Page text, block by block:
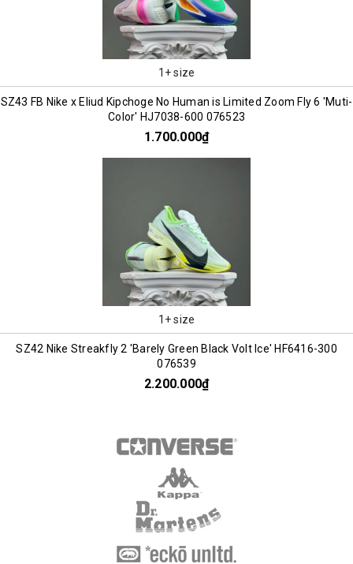
1+ size
SZ43 FB Nike x Eliud Kipchoge No Human is Limited Zoom Fly 6 'Muti-
Color' HJ7038-600 076523
1.700.000₫
1+ size
SZ42 Nike Streakfly 2 'Barely Green Black Volt Ice' HF6416-300
076539
2.200.000₫